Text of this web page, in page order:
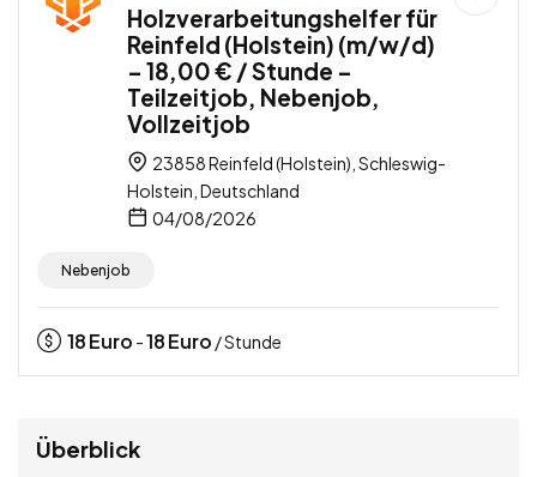
Holzverarbeitungshelfer für
Reinfeld (Holstein) (m/w/d)
– 18,00 € / Stunde –
Teilzeitjob, Nebenjob,
Vollzeitjob
23858 Reinfeld (Holstein), Schleswig-
Holstein, Deutschland
04/08/2026
Nebenjob
18Euro -18Euro / Stunde
Überblick